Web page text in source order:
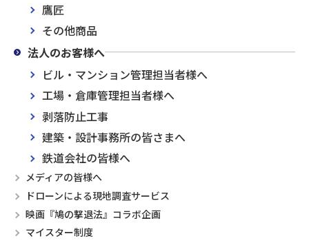
鷹匠
その他商品
法人のお客様へ
ビル・マンション管理担当者様へ
工場・倉庫管理担当者様へ
剥落防止工事
建築・設計事務所の皆さまへ
鉄道会社の皆様へ
メディアの皆様へ
ドローンによる現地調査サービス
映画『鳩の撃退法』コラボ企画
マイスター制度